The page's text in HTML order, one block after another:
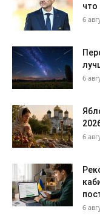
что
6
6
6
6